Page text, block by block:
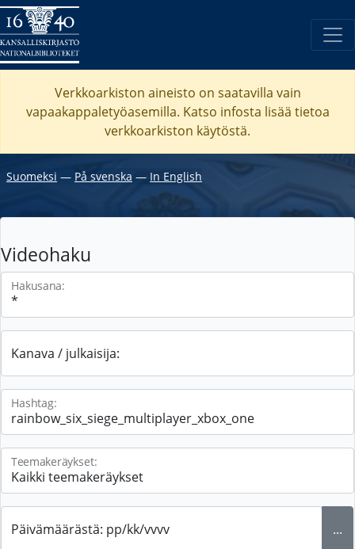
Verkkoarkiston aineisto on saatavilla vain
vapaakappaletyöasemilla. Katso infosta lisää tietoa
verkkoarkiston käytöstä.
Suomeksi ― På svenska ― In English
Videohaku
Hakusana:
Kanava / julkaisija:
Hashtag:
Teemakeräykset:
Päivämäärästä: pp/kk/vvvv ...